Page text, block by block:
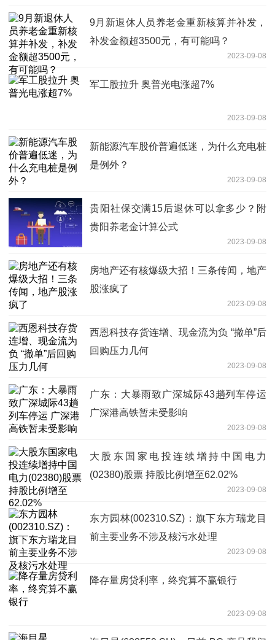
9月新退休人员养老金重新核算并补发，
补发金额超3500元，有可能吗？
2023-09-08
军工股拉升 奥普光电涨超7%
2023-09-08
新能源汽车股价普遍低迷，为什么充电桩
是例外？
2023-09-08
贵阳社保交满15后退休可以拿多少？附
贵阳养老金计算公式
2023-09-08
房地产还有核爆级大招！三条传闻，地产
股涨疯了
2023-09-08
西恩科技存货连增、现金流为负 “撤单”后
回购压力几何
2023-09-08
广东：大暴雨致广深城际43趟列车停运
广深港高铁暂未受影响
2023-09-08
大股东国家电投连续增持中国电力
(02380)股票 持股比例增至62.02%
2023-09-08
东方园林(002310.SZ)：旗下东方瑞龙目
前主要业务不涉及核污水处理
2023-09-08
降存量房贷利率，终究算不赢银行
2023-09-08